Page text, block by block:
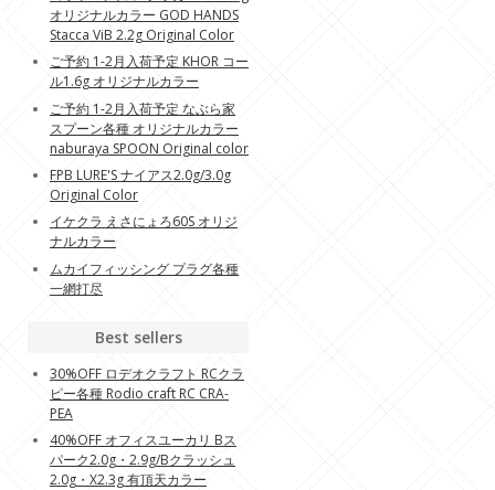
オリジナルカラー GOD HANDS
Stacca ViB 2.2g Original Color
ご予約 1-2月入荷予定 KHOR コー
ル1.6g オリジナルカラー
ご予約 1-2月入荷予定 なぶら家
スプーン各種 オリジナルカラー
naburaya SPOON Original color
FPB LURE'S ナイアス2.0g/3.0g
Original Color
イケクラ えさにょろ60S オリジ
ナルカラー
ムカイフィッシング プラグ各種
一網打尽
Best sellers
30%OFF ロデオクラフト RCクラ
ピー各種 Rodio craft RC CRA-
PEA
40%OFF オフィスユーカリ Bス
パーク2.0g・2.9g/Bクラッシュ
2.0g・X2.3g 有頂天カラー